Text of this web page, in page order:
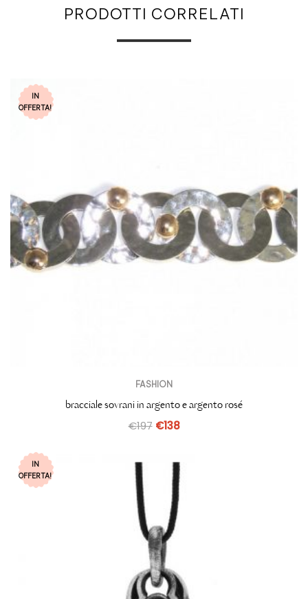
PRODOTTI CORRELATI
IN
OFFERTA!
FASHION
bracciale sovrani in argento e argento rosé
€197 €138
IN
OFFERTA!